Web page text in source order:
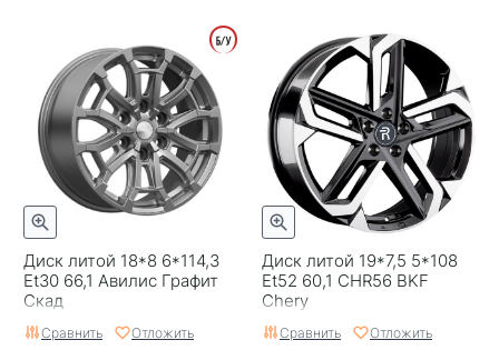
Диск литой 18*8 6*114,3
Et30 66,1 Авилис Графит
Скад
Сравнить Отложить
Диск литой 19*7,5 5*108
Et52 60,1 CHR56 BKF
Chery
Сравнить Отложить